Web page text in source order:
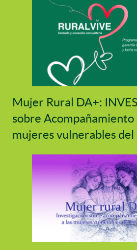
Mujer Rural DA+:
sobre Acompañamiento
mujeres vulnerables